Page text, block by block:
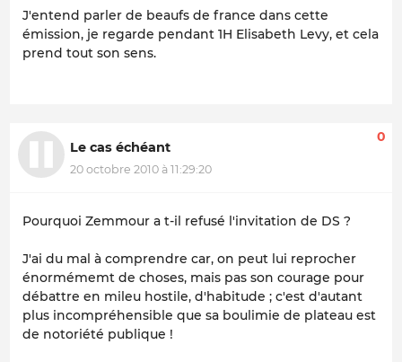
J'entend parler de beaufs de france dans cette
émission, je regarde pendant 1H Elisabeth Levy, et cela
prend tout son sens.
Le cas échéant
20 octobre 2010 à 11:29:20
0
Pourquoi Zemmour a t-il refusé l'invitation de DS ?
J'ai du mal à comprendre car, on peut lui reprocher
énormémemt de choses, mais pas son courage pour
débattre en mileu hostile, d'habitude ; c'est d'autant
plus incompréhensible que sa boulimie de plateau est
de notoriété publique !